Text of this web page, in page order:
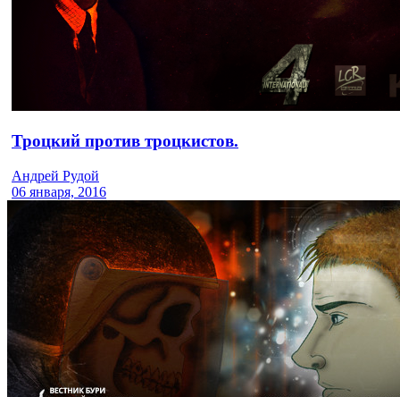
Троцкий против троцкистов.
Андрей Рудой
06 января, 2016